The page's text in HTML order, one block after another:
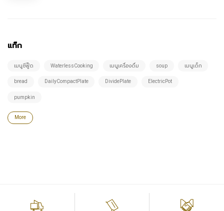
แท็ก
เมนูซีฟู๊ด WaterlessCooking เมนูเครื่องดื่ม soup เมนูเด็ก
bread DailyCompactPlate DividePlate ElectricPot
pumpkin
More